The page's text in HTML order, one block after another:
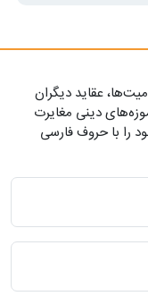
عقاید دیگران
دینی مغایرت
را با حروف فارسی